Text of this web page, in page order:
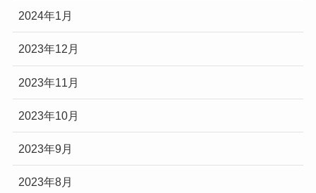
2024年1月
2023年12月
2023年11月
2023年10月
2023年9月
2023年8月